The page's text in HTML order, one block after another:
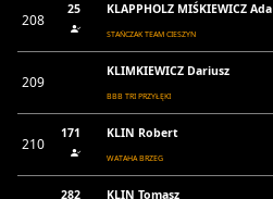
208
25 KLAPPHOLZ MIŚKIEWICZ Ada
STAŃCZAK TEAM CIESZYN
209
KLIMKIEWICZ Dariusz
BBB TRI PRZYŁĘKI
210
171 KLIN Robert
WATAHA BRZEG
282 KLIN Tomasz